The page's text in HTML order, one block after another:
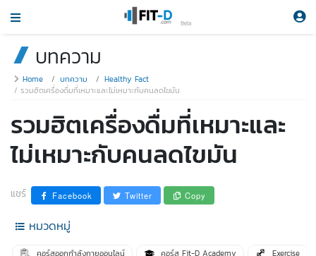
Beta
บทความ
Home บทความ
Healthy Fact
รวมฮิตเครื่องดื่มที่เหมาะและไม่เหมาะกับคนลดไขมัน
รวมฮิตเครื่องดื่มที่เหมาะและ
ไม่เหมาะกับคนลดไขมัน
แชร์ Facebook Twitter Copy
หมวดหมู่
คอร์สออกกำลังกายออนไลน์ คอร์ส Fit-D Academy Exercise